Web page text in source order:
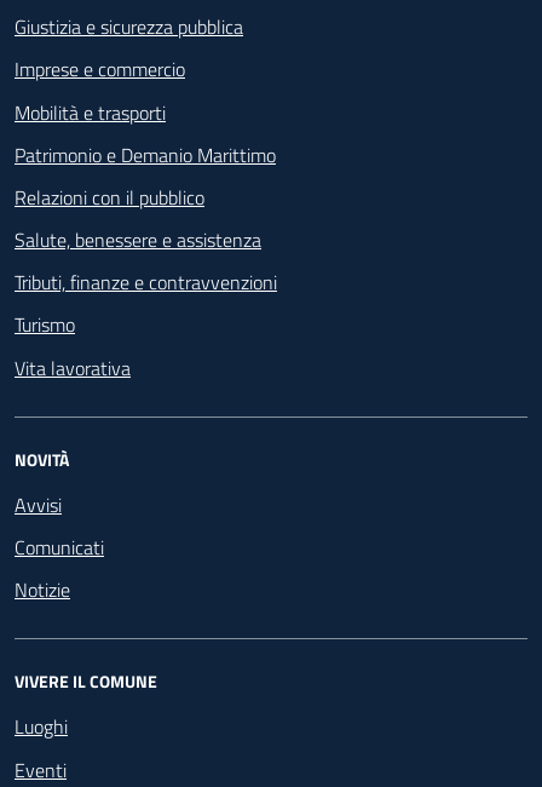
Giustizia e sicurezza pubblica
Imprese e commercio
Mobilità e trasporti
Patrimonio e Demanio Marittimo
Relazioni con il pubblico
Salute, benessere e assistenza
Tributi, finanze e contravvenzioni
Turismo
Vita lavorativa
NOVITÀ
Avvisi
Comunicati
Notizie
VIVERE IL COMUNE
Luoghi
Eventi